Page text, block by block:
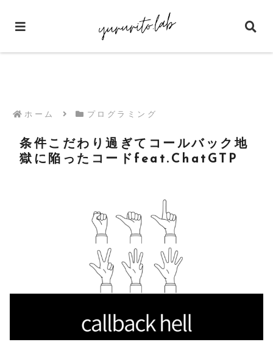
ホーム プログラミング
条件こだわり過ぎてコールバック地
獄に陥ったコードfeat.ChatGTP